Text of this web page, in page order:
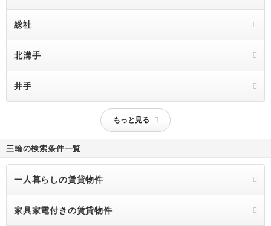
総社
北溝手
井手
もっと見る
三輪の検索条件一覧
一人暮らしの賃貸物件
家具家電付きの賃貸物件